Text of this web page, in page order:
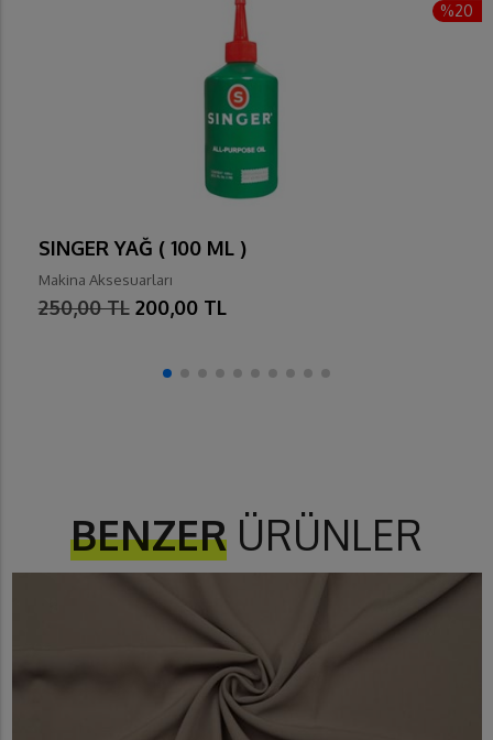
%20
SINGER YAĞ ( 100 ML )
Makina Aksesuarları
250,00 TL 200,00 TL
BENZER ÜRÜNLER